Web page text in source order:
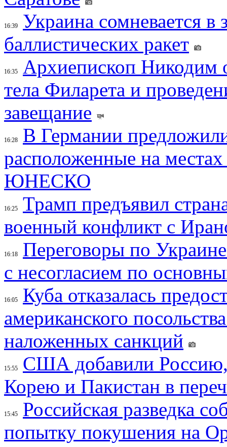
16:39
Украина сомневается в
баллистических ракет
16:35
Архиепископ
тела Филарета и
завещание
16:28
В Германии
расположенные на
ЮНЕСКО
16:25
Трамп предъявил
военный конфликт с
16:18
Переговоры по
с несогласием по
16:05
Куба отказалась
американского
наложенных санкций
15:55
США добавили
Корею и Пакистан в
15:45
Российская разведка
попытку покушения на